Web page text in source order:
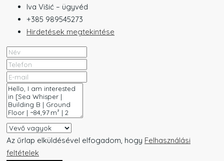
Iva Višić – ügyvéd
+385 989545273
Hirdetések megtekintése
Az űrlap elküldésével elfogadom, hogy Felhasználási
feltételek